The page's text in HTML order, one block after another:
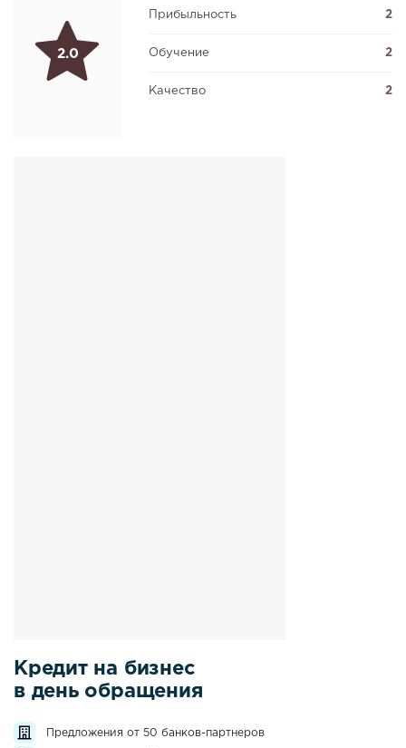
2.0
Прибыльность 2
Обучение 2
Качество 2
Кредит на бизнес
в день обращения
Предложения от 50 банков-партнеров